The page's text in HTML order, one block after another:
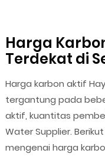
Harga
Terdekat di
Harga karbon aktif
tergantung pada
aktif, kuantitas
Water Supplier.
mengenai harga